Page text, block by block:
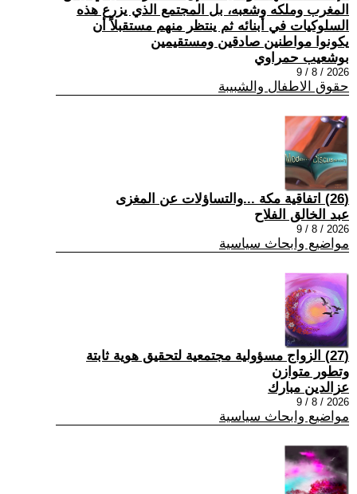
المغرب وملكه وشعبه، بل المجتمع الذي يزرع هذه
السلوكيات في أبنائه ثم ينتظر منهم مستقبلاً أن
يكونوا مواطنين صادقين ومستقيمين
بوشعيب حمراوي
2026 / 8 / 9
حقوق الاطفال والشبيبة
(26) اتفاقية مكة ...والتساؤلات عن المغزى
عبد الخالق الفلاح
2026 / 8 / 9
مواضيع وابحاث سياسية
(27) الزواج مسؤولية مجتمعية لتحقيق هوية ثابتة
وتطور متوازن
عزالدين مبارك
2026 / 8 / 9
مواضيع وابحاث سياسية